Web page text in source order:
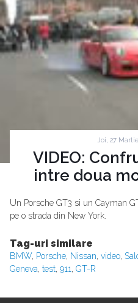
Joi, 27 Martie
VIDEO:
intre doua
Un Porsche GT3 si un Cayman
pe o strada din New York.
Tag-uri similare
BMW, Porsche, Nissan, video,
Geneva, test, 911, GT-R